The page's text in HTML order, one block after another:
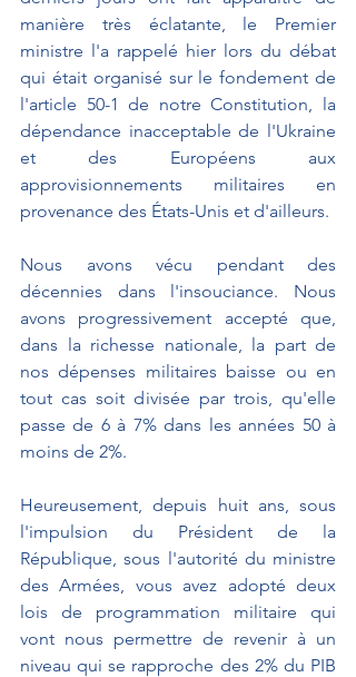
manière très éclatante, le Premier
ministre l'a rappelé hier lors du débat
qui était organisé sur le fondement de
l'article 50-1 de notre Constitution, la
dépendance inacceptable de l'Ukraine
et des Européens aux
approvisionnements militaires en
provenance des États-Unis et d'ailleurs.
Nous avons vécu pendant des
décennies dans l'insouciance. Nous
avons progressivement accepté que,
dans la richesse nationale, la part de
nos dépenses militaires baisse ou en
tout cas soit divisée par trois, qu'elle
passe de 6 à 7% dans les années 50 à
moins de 2%.
Heureusement, depuis huit ans, sous
l'impulsion du Président de la
République, sous l'autorité du ministre
des Armées, vous avez adopté deux
lois de programmation militaire qui
vont nous permettre de revenir à un
niveau qui se rapproche des 2% du PIB